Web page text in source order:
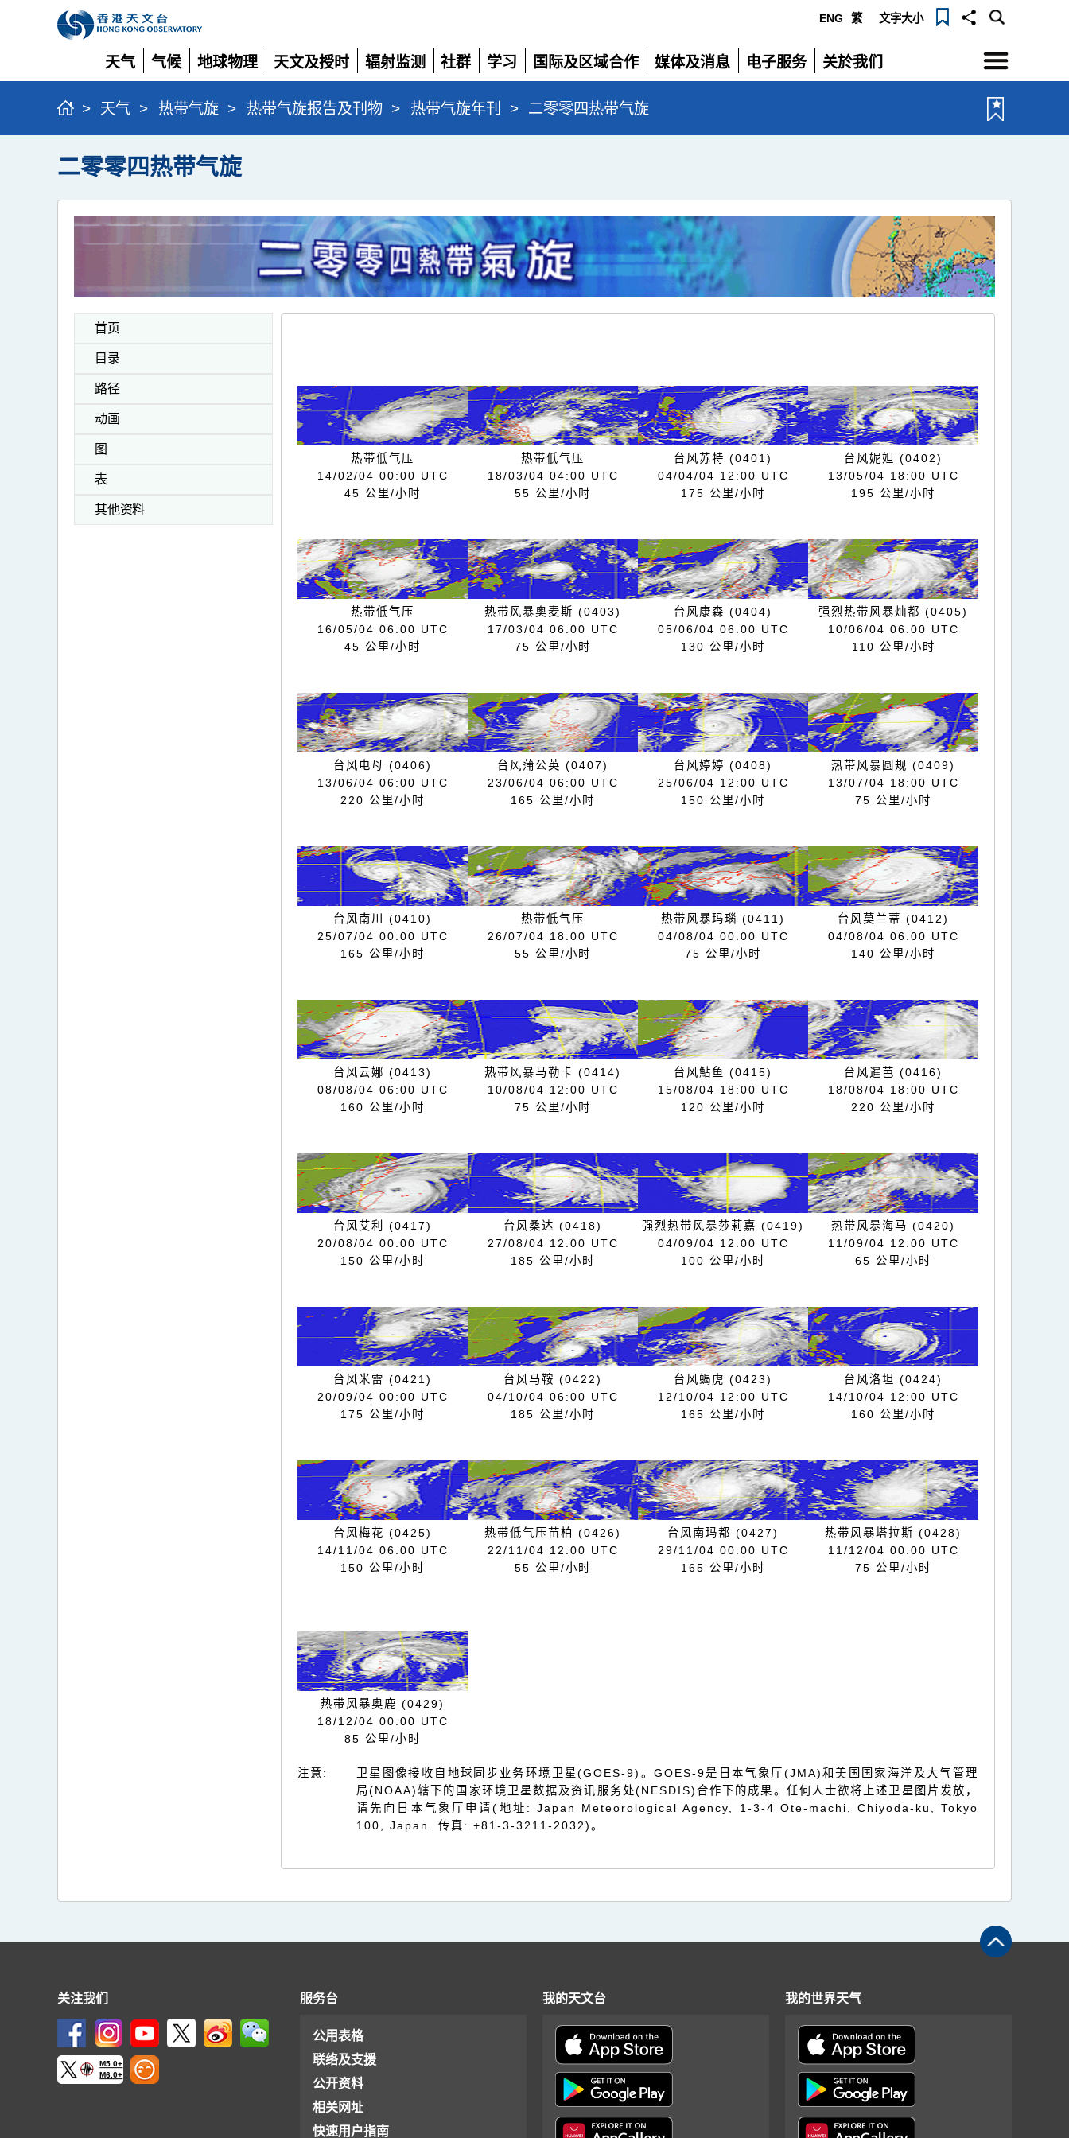
ENG 繁 文字大小
天气
展
开
气候
展
开
地球物理
展
开
天文及授时
展
开
辐射监测
展
开
社群
展
开
学习
展
开
国际及区域合作
展
开
媒体及消息
展
电子服务
展
关於我们
展
选
单
> 天气 > 热带气旋 > 热带气旋报告及刊物 > 热带气旋年刊 > 二零零四热带气旋
二零零四热带气旋
首页
目录
路径
动画
图
表
其他资料
热带低气压
14/02/04 00:00 UTC
45 公里/小时
热带低气压
18/03/04 04:00 UTC
55 公里/小时
台风苏特 (0401)
04/04/04 12:00 UTC
175 公里/小时
台风妮妲 (0402)
13/05/04 18:00 UTC
195 公里/小时
热带低气压
16/05/04 06:00 UTC
45 公里/小时
热带风暴奥麦斯 (0403)
17/03/04 06:00 UTC
75 公里/小时
台风康森 (0404)
05/06/04 06:00 UTC
130 公里/小时
强烈热带风暴灿都 (0405)
10/06/04 06:00 UTC
110 公里/小时
台风电母 (0406)
13/06/04 06:00 UTC
220 公里/小时
台风蒲公英 (0407)
23/06/04 06:00 UTC
165 公里/小时
台风婷婷 (0408)
25/06/04 12:00 UTC
150 公里/小时
热带风暴圆规 (0409)
13/07/04 18:00 UTC
75 公里/小时
台风南川 (0410)
25/07/04 00:00 UTC
165 公里/小时
热带低气压
26/07/04 18:00 UTC
55 公里/小时
热带风暴玛瑙 (0411)
04/08/04 00:00 UTC
75 公里/小时
台风莫兰蒂 (0412)
04/08/04 06:00 UTC
140 公里/小时
台风云娜 (0413)
08/08/04 06:00 UTC
160 公里/小时
热带风暴马勒卡 (0414)
10/08/04 12:00 UTC
75 公里/小时
台风鮎鱼 (0415)
15/08/04 18:00 UTC
120 公里/小时
台风暹芭 (0416)
18/08/04 18:00 UTC
220 公里/小时
台风艾利 (0417)
20/08/04 00:00 UTC
150 公里/小时
台风桑达 (0418)
27/08/04 12:00 UTC
185 公里/小时
强烈热带风暴莎莉嘉 (0419)
04/09/04 12:00 UTC
100 公里/小时
热带风暴海马 (0420)
11/09/04 12:00 UTC
65 公里/小时
台风米雷 (0421)
20/09/04 00:00 UTC
175 公里/小时
台风马鞍 (0422)
04/10/04 06:00 UTC
185 公里/小时
台风蝎虎 (0423)
12/10/04 12:00 UTC
165 公里/小时
台风洛坦 (0424)
14/10/04 12:00 UTC
160 公里/小时
台风梅花 (0425)
14/11/04 06:00 UTC
150 公里/小时
热带低气压苗柏 (0426)
22/11/04 12:00 UTC
55 公里/小时
台风南玛都 (0427)
29/11/04 00:00 UTC
165 公里/小时
热带风暴塔拉斯 (0428)
11/12/04 00:00 UTC
75 公里/小时
热带风暴奥鹿 (0429)
18/12/04 00:00 UTC
85 公里/小时
注意:
卫星图像接收自地球同步业务环境卫星(GOES-9)。GOES-9是日本气象厅(JMA)和美国国家海洋及大气管理
局(NOAA)辖下的国家环境卫星数据及资讯服务处(NESDIS)合作下的成果。任何人士欲将上述卫星图片发放，
请先向日本气象厅申请(地址: Japan Meteorological Agency, 1-3-4 Ote-machi, Chiyoda-ku, Tokyo
100, Japan. 传真: +81-3-3211-2032)。
关注我们
M5.0+
M6.0+
服务台
公用表格
联络及支援
公开资料
相关网址
快速用户指南
我的天文台 我的世界天气